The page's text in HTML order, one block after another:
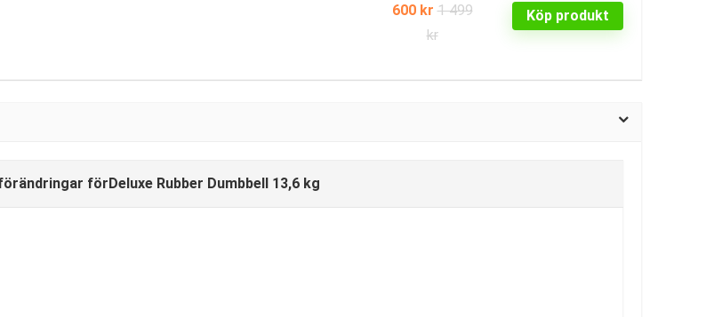
600 kr 1 499
kr
Köp produkt
förDeluxe Rubber Dumbbell 13,6 kg